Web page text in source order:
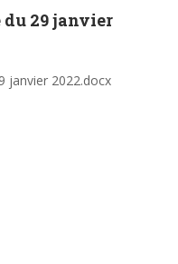
du 29 janvier
janvier 2022.docx